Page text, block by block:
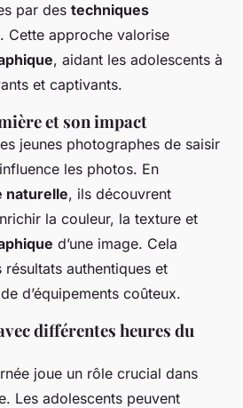
par des techniques
Cette approche valorise
, aidant les adolescents à
et captivants.
et son impact
jeunes photographes de saisir
les photos. En
naturelle, ils découvrent
la couleur, la texture et
d’une image. Cela
résultats authentiques et
d’équipements coûteux.
différentes heures du
joue un rôle crucial dans
Les adolescents peuvent